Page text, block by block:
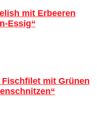
mit Erbeeren
Essig“
Fischfilet mit Grünen